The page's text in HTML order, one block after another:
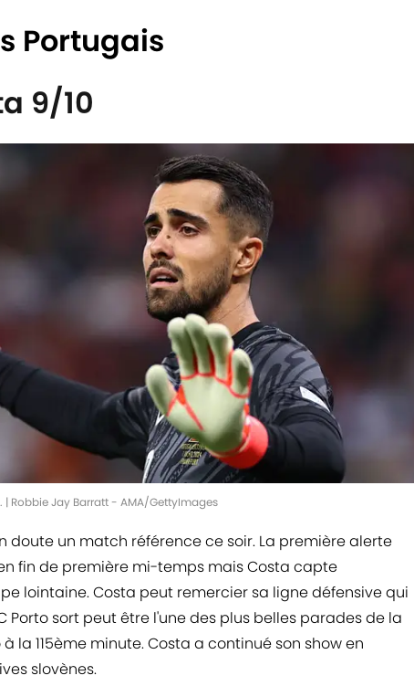
Portugais
9/10
Robbie Jay Barratt - AMA/GettyImages
doute un match référence ce soir. La première alerte
fin de première mi-temps mais Costa capte
lointaine. Costa peut remercier sa ligne défensive qui
Porto sort peut être l'une des plus belles parades de la
la 115ème minute. Costa a continué son show en
slovènes.